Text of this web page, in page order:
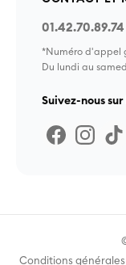
01.42.70.89.74
*Numéro d'appel
Du lundi au
Suivez-nous
Conditions générales